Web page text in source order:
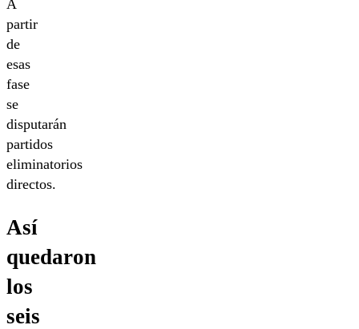
A
partir
de
esas
fase
se
disputarán
partidos
eliminatorios
directos.
Así
quedaron
los
seis